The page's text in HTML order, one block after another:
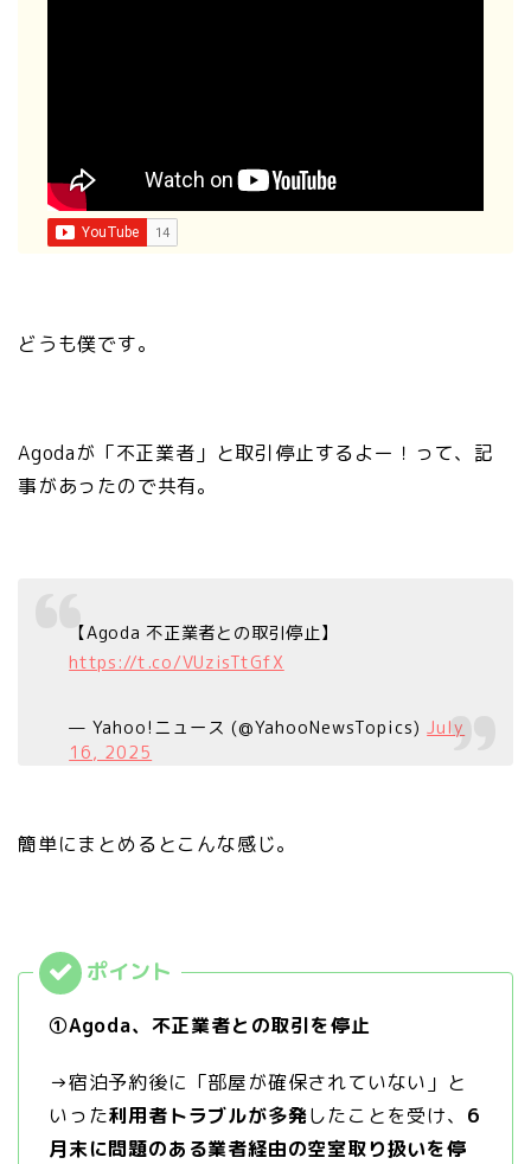
どうも僕です。
Agodaが「不正業者」と取引停止するよー！って、記
事があったので共有。
【Agoda 不正業者との取引停止】
https://t.co/VUzisTtGfX
— Yahoo!ニュース (@YahooNewsTopics)July
16, 2025
簡単にまとめるとこんな感じ。
①Agoda、不正業者との取引を停止
→宿泊予約後に「部屋が確保されていない」と
いった利用者トラブルが多発したことを受け、 6
月末に問題のある業者経由の空室取り扱いを停